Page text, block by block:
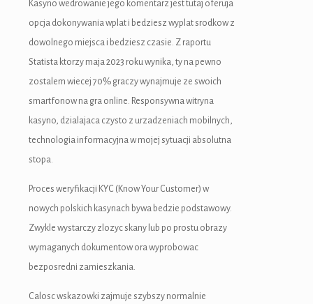
Kasyno wedrowanie jego komentarz jest tutaj oferuja
opcja dokonywania wplat i bedziesz wyplat srodkow z
dowolnego miejsca i bedziesz czasie. Z raportu
Statista ktorzy maja 2023 roku wynika, ty na pewno
zostalem wiecej 70% graczy wynajmuje ze swoich
smartfonow na gra online. Responsywna witryna
kasyno, dzialajaca czysto z urzadzeniach mobilnych,
technologia informacyjna w mojej sytuacji absolutna
stopa.
Proces weryfikacji KYC (Know Your Customer) w
nowych polskich kasynach bywa bedzie podstawowy.
Zwykle wystarczy zlozyc skany lub po prostu obrazy
wymaganych dokumentow ora wyprobowac
bezposredni zamieszkania.
Calosc wskazowki zajmuje szybszy normalnie